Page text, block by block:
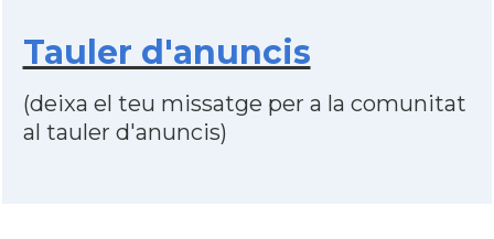
Tauler d'anuncis
(deixa el teu missatge per a la comunitat
al tauler d'anuncis)